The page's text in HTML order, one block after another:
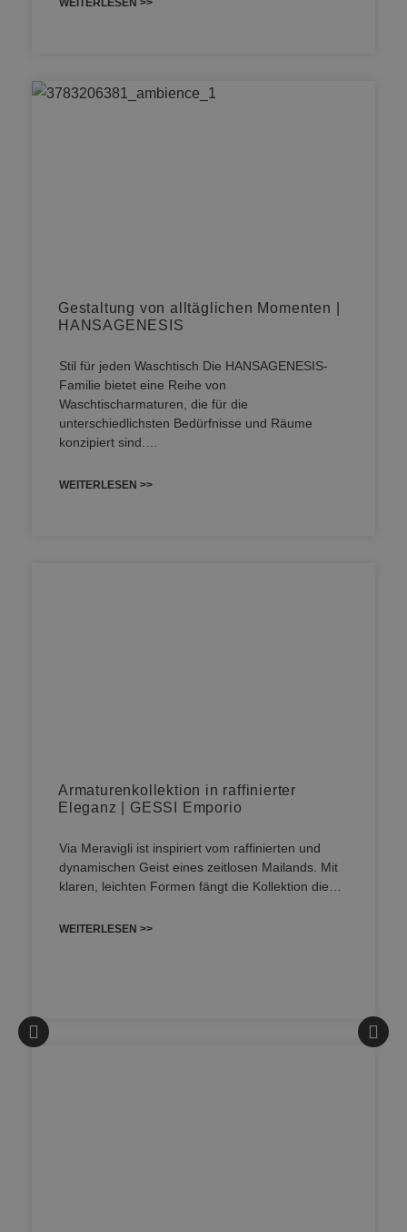
Gestaltung von alltäglichen Momenten |
HANSAGENESIS
Stil für jeden Waschtisch Die HANSAGENESIS-
Familie bietet eine Reihe von
Waschtischarmaturen, die für die
unterschiedlichsten Bedürfnisse und Räume
konzipiert sind.…
WEITERLESEN >>
Armaturenkollektion in raffinierter
Eleganz | GESSI Emporio
Via Meravigli ist inspiriert vom raffinierten und
dynamischen Geist eines zeitlosen Mailands. Mit
klaren, leichten Formen fängt die Kollektion die…
WEITERLESEN >>